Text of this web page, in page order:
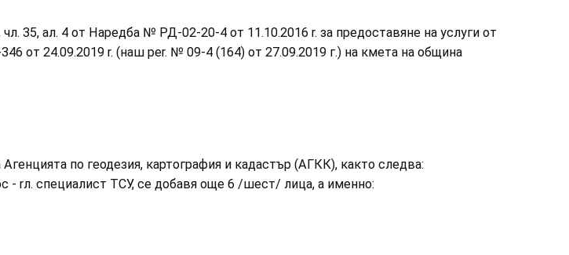
35, ал. 4 от Наредба № РД-02-20-4 от 11.10.2016 r. за предоставяне на услуги от
от 24.09.2019 r. (наш per. № 09-4 (164) от 27.09.2019 г.) на кмета на община
по геодезия, картография и кадастър (АГКК), както следва:
- rл. специалист ТСУ, се добавя още 6 /шест/ лица, а именно: